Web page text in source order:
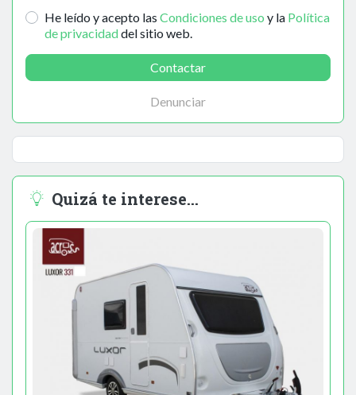
He leído y acepto las Condiciones de uso y la Política
de privacidaddel sitio web.
Contactar
Denunciar
Quizá te interese...